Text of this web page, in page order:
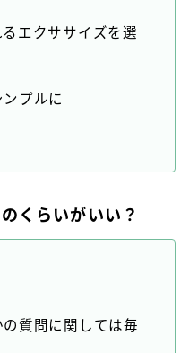
エクササイズを選
プルに
くらいがいい？
質問に関しては毎